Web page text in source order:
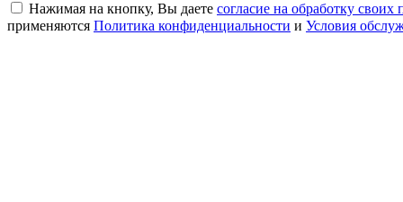
Нажимая на кнопку, Вы даете согласие на обработку
применяются Политика конфиденциальности и Условия